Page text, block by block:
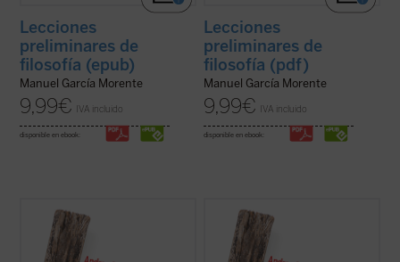
Lecciones
preliminares de
filosofía (epub)
Manuel García Morente
9,99€ IVA incluido
disponible en ebook:
Lecciones
preliminares de
filosofía (pdf)
Manuel García Morente
9,99€ IVA incluido
disponible en ebook:
El siglo XX produjo las declaraciones de los
derechos humanos, pero también
centenares de millones de víctimas
masacradas en genocidios, guerras civiles
y mundiales, deportaciones, aniquilaciones
El siglo XX produjo las declaraciones de los
derechos humanos, pero también
centenares de millones de víctimas
masacradas en genocidios, guerras civiles
y mundiales, deportaciones, aniquilaciones